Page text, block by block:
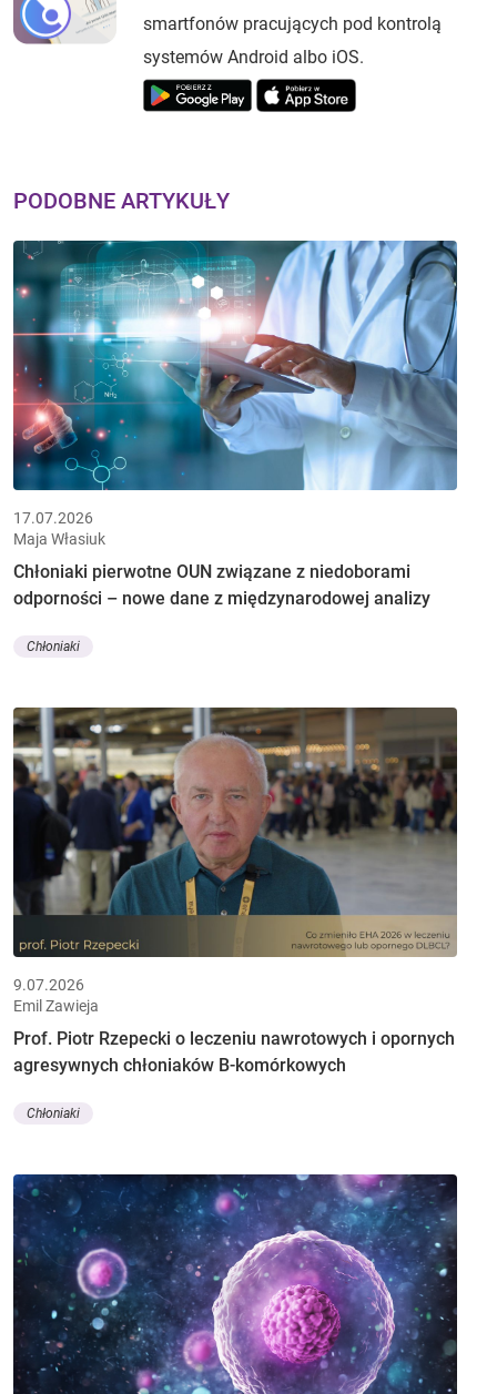
smartfonów pracujących pod kontrolą
systemów Android albo iOS.
PODOBNE ARTYKUŁY
17.07.2026
Maja Własiuk
Chłoniaki pierwotne OUN związane z niedoborami
odporności – nowe dane z międzynarodowej analizy
Chłoniaki
9.07.2026
Emil Zawieja
Prof. Piotr Rzepecki o leczeniu nawrotowych i opornych
agresywnych chłoniaków B-komórkowych
Chłoniaki